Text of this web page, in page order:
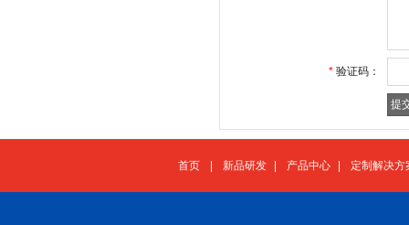
* 验证码：
首页 新品研发 产品中心 定制解决方